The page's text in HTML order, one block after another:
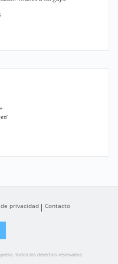
privacidad Contacto
Todos los derechos reservados.